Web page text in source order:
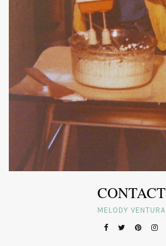
CONTACT
MELODY VENTURA